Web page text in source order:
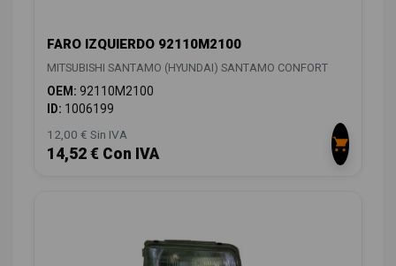
FARO IZQUIERDO 92110M2100
MITSUBISHI SANTAMO (HYUNDAI) SANTAMO CONFORT
OEM: 92110M2100
ID: 1006199
12,00 € Sin IVA
14,52 € Con IVA